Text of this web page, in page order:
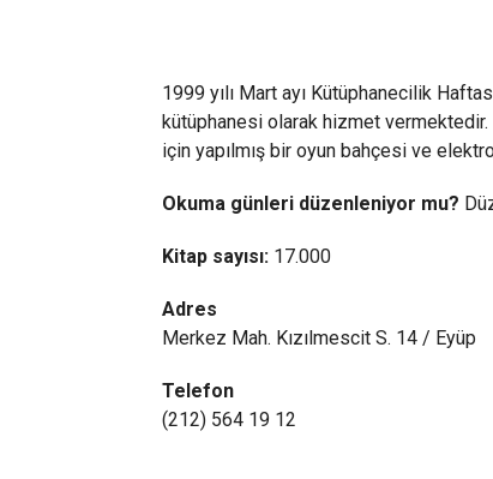
1999 yılı Mart ayı Kütüphanecilik
kütüphanesi olarak hizmet vermektedir.
için yapılmış bir oyun bahçesi ve
Okuma günleri düzenleniyor mu?
Kitap sayısı: 17.000
Adres
Merkez Mah. Kızılmescit S. 14 / Eyüp
Telefon
(212) 564 19 12